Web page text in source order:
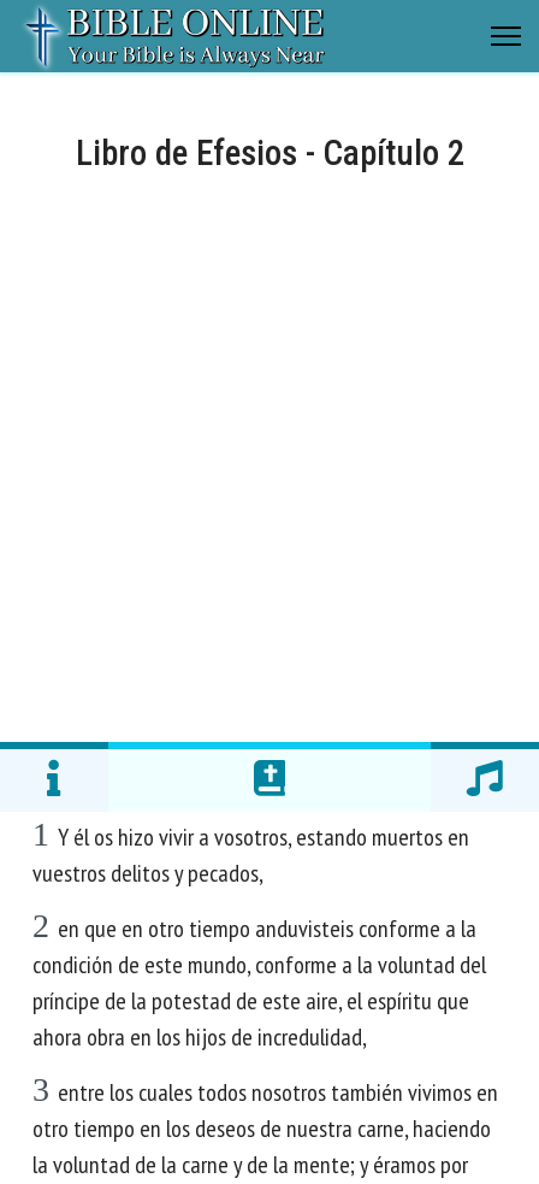
Libro de Efesios - Capítulo 2
1 Y él os hizo vivir a vosotros, estando muertos en
vuestros delitos y pecados,
2 en que en otro tiempo anduvisteis conforme a la
condición de este mundo, conforme a la voluntad del
príncipe de la potestad de este aire, el espíritu que
ahora obra en los hijos de incredulidad,
3 entre los cuales todos nosotros también vivimos en
otro tiempo en los deseos de nuestra carne, haciendo
la voluntad de la carne y de la mente; y éramos por